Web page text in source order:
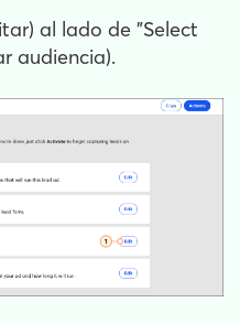
al lado de "Select
audiencia).